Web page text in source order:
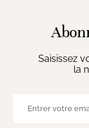
Saisissez
la